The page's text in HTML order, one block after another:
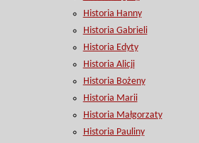
Historia Hanny
Historia Gabrieli
Historia Edyty
Historia Alicji
Historia Bożeny
Historia Marii
Historia Małgorzaty
Historia Pauliny